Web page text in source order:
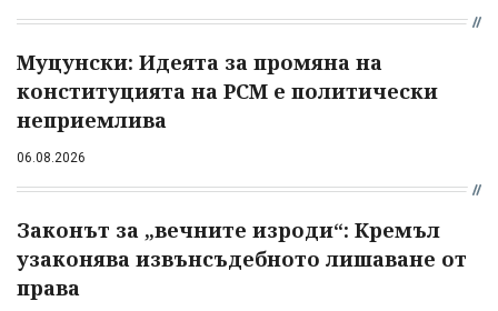
Муцунски: Идеята за промяна на
конституцията на РСМ е политически
неприемлива
06.08.2026
Законът за „вечните изроди“: Кремъл
узаконява извънсъдебното лишаване от
права